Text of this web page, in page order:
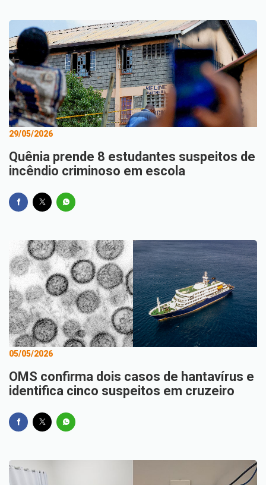
29/05/2026
Quênia prende 8 estudantes suspeitos de
incêndio criminoso em escola
05/05/2026
OMS confirma dois casos de hantavírus e
identifica cinco suspeitos em cruzeiro